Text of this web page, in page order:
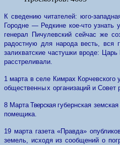
К сведению читателей: юго-
Городне — Редкине кое-что узнать
генерал Пичулевский сейчас же
радостную для народа весть, вся
залихватские частушки вроде:
расстреливали.
1 марта в селе Кимрах Корчевского
общественных организаций и
8МартаТверскаягубернская
помещика.
19 марта газета «Правда»
земель, исходя из сообщений о